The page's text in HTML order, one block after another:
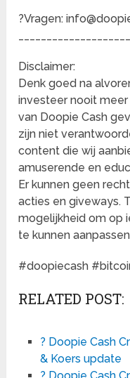
?Vragen:
Disclaimer:
Denk goed na
investeer nooit meer
van Doopie Cash
zijn niet
content die wij
amuserende en
Er kunnen geen
acties en giveways.
mogelijkheid om op
te kunnen
#doopiecash
RELATED POST:
? Doopie Cash
& Koers update